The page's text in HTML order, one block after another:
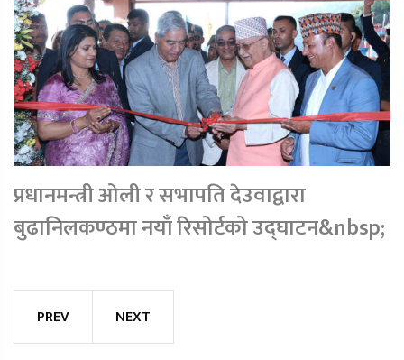
प्रधानमन्त्री ओली र सभापति देउवाद्वारा
बुढानिलकण्ठमा नयाँ रिसोर्टको उद्घाटन&nbsp;
PREV NEXT